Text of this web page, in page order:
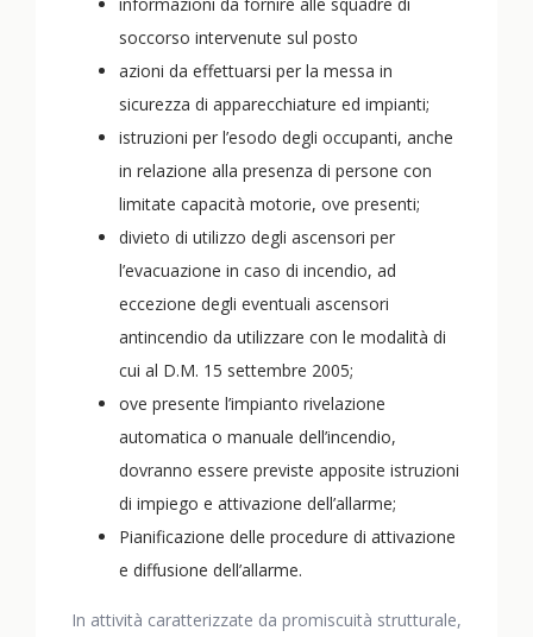
soccorso intervenute sul posto
azioni da effettuarsi per la messa in
sicurezza di apparecchiature ed impianti;
istruzioni per l’esodo degli occupanti, anche
in relazione alla presenza di persone con
limitate capacità motorie, ove presenti;
divieto di utilizzo degli ascensori per
l’evacuazione in caso di incendio, ad
eccezione degli eventuali ascensori
antincendio da utilizzare con le modalità di
cui al D.M. 15 settembre 2005;
ove presente l’impianto rivelazione
automatica o manuale dell’incendio,
dovranno essere previste apposite istruzioni
di impiego e attivazione dell’allarme;
Pianificazione delle procedure di attivazione
e diffusione dell’allarme.
In attività caratterizzate da promiscuità strutturale,